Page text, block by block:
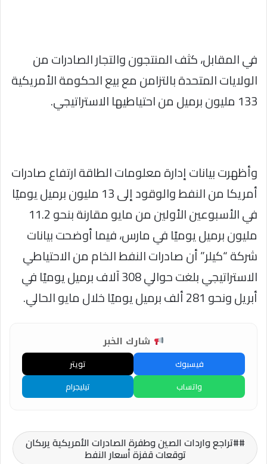
في المقابل، كثف المنتجون والتجار الصادرات من
الولايات المتحدة بالتزامن مع بيع الحكومة الأمريكية
133 مليون برميل من احتياطيها الاستراتيجي.
وأظهرت بيانات إدارة معلومات الطاقة ارتفاع صادرات
أمريكا من النفط والوقود إلى 13 مليون برميل يوميًا
في الأسبوعين الأولين من مايو مقارنة بنحو 11.2
مليون برميل يوميًا في مارس، فيما أوضحت بيانات
شركة “كيلر” أن صادرات النفط الخام من الاحتياطي
الاستراتيجي بلغت حوالي 308 آلاف برميل يوميًا في
أبريل ونحو 281 ألف برميل يوميًا خلال مايو الحالي.
شارك الخبر
فيسبوك
تويتر
واتساب
تيليجرام
#تراجع واردات الصين وطفرة الصادرات الأمريكية يربكان
توقعات قفزة أسعار النفط